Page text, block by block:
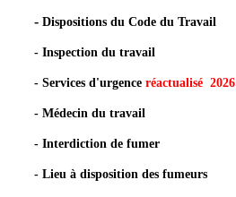
- Dispositions du Code du Travail
- Inspection du travail
- Services d'urgence réactualisé 2026
- Médecin du travail
- Interdiction de fumer
- Lieu à disposition des fumeurs